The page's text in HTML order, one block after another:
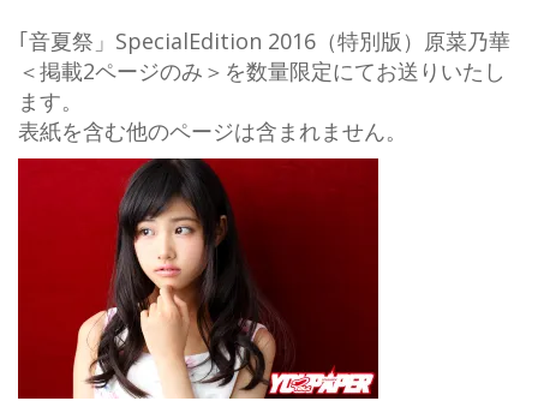
｢音夏祭」SpecialEdition 2016（特別版）原菜乃華
＜掲載2ページのみ＞を数量限定にてお送りいたし
ます。
表紙を含む他のページは含まれません。